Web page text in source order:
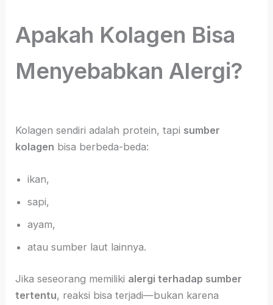
Apakah Kolagen Bisa
Menyebabkan Alergi?
Kolagen sendiri adalah protein, tapi sumber
kolagen bisa berbeda-beda:
ikan,
sapi,
ayam,
atau sumber laut lainnya.
Jika seseorang memiliki alergi terhadap sumber
tertentu, reaksi bisa terjadi—bukan karena